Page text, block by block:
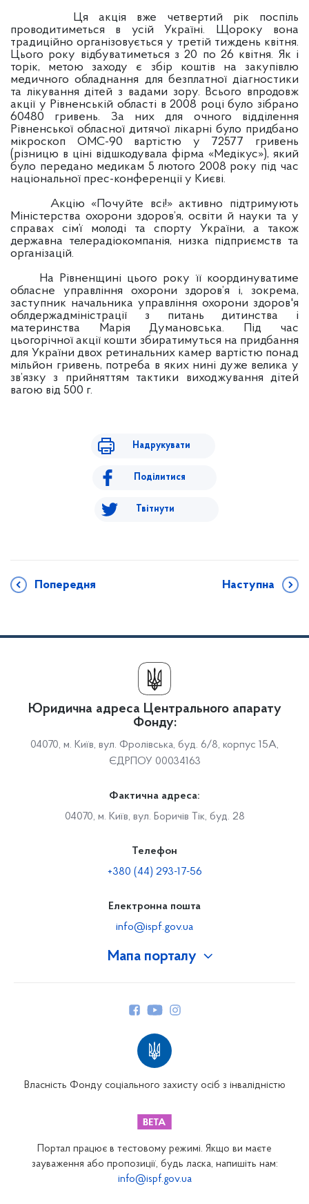
Ця акція вже четвертий рік поспіль
проводитиметься в усій Україні. Щороку вона
традиційно організовується у третій тиждень квітня.
Цього року відбуватиметься з 20 по 26 квітня. Як і
торік, метою заходу є збір коштів на закупівлю
медичного обладнання для безплатної діагностики
та лікування дітей з вадами зору. Всього впродовж
акції у Рівненській області в 2008 році було зібрано
60480 гривень. За них для очного відділення
Рівненської обласної дитячої лікарні було придбано
мікроскоп ОМС-90 вартістю у 72577 гривень
(різницю в ціні відшкодувала фірма «Медікус»), який
було передано медикам 5 лютого 2008 року під час
національної прес-конференції у Києві.
Акцію «Почуйте всі!» активно підтримують
Міністерства охорони здоров’я, освіти й науки та у
справах сім’ї молоді та спорту України, а також
державна телерадіокомпанія, низка підприємств та
організацій.
На Рівненщині цього року її координуватиме
обласне управління охорони здоров’я і, зокрема,
заступник начальника управління охорони здоров'я
облдержадміністрації з питань дитинства і
материнства Марія Думановська. Під час
цьогорічної акції кошти збиратимуться на придбання
для України двох ретинальних камер вартістю понад
мільйон гривень, потреба в яких нині дуже велика у
зв’язку з прийняттям тактики виходжування дітей
вагою від 500 г.
Надрукувати
Поділитися
Твітнути
Попередня Наступна
Мапа порталу
Закарпатське відділення
Запорізьке відділення
Юридична адреса Центрального апарату
Фонду:
04070, м. Київ, вул. Фролівська, буд. 6/8, корпус 15А,
ЄДРПОУ 00034163
Фактична адреса:
04070, м. Київ, вул. Боричів Тік, буд. 28
Телефон
+380 (44) 293-17-56
Електронна пошта
info@ispf.gov.ua
Власність Фонду соціального захисту осіб з інвалідністю
Портал працює в тестовому режимі. Якщо ви маєте
зауваження або пропозиції, будь ласка, напишіть нам:
info@ispf.gov.ua